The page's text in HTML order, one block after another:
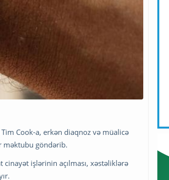
Cook-a, erkən diaqnoz və müalicə
məktubu göndərib.
işlərinin açılması, xəstəliklərə